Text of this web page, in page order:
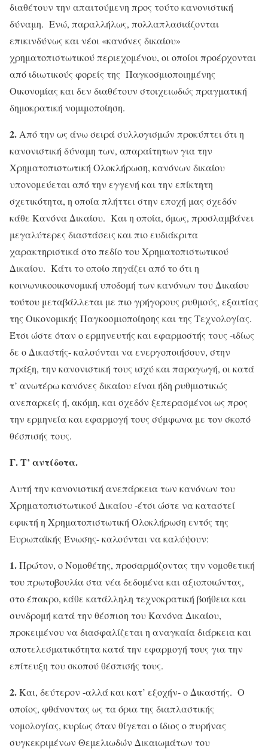
διαθέτουν την απαιτούμενη προς τούτο κανονιστική
δύναμη. Ενώ, παραλλήλως, πολλαπλασιάζονται
επικινδύνως και νέοι «κανόνες δικαίου»
χρηματοπιστωτικού περιεχομένου, οι οποίοι προέρχονται
από ιδιωτικούς φορείς της Παγκοσμιοποιημένης
Οικονομίας και δεν διαθέτουν στοιχειωδώς πραγματική
δημοκρατική νομιμοποίηση.
2. Από την ως άνω σειρά συλλογισμών προκύπτει ότι η
κανονιστική δύναμη των, απαραίτητων για την
Χρηματοπιστωτική Ολοκλήρωση, κανόνων δικαίου
υπονομεύεται από την εγγενή και την επίκτητη
σχετικότητα, η οποία πλήττει στην εποχή μας σχεδόν
κάθε Κανόνα Δικαίου. Και η οποία, όμως, προσλαμβάνει
μεγαλύτερες διαστάσεις και πιο ευδιάκριτα
χαρακτηριστικά στο πεδίο του Χρηματοπιστωτικού
Δικαίου. Κάτι το οποίο πηγάζει από το ότι η
κοινωνικοοικονομική υποδομή των κανόνων του Δικαίου
τούτου μεταβάλλεται με πιο γρήγορους ρυθμούς, εξαιτίας
της Οικονομικής Παγκοσμιοποίησης και της Τεχνολογίας.
Έτσι ώστε όταν ο ερμηνευτής και εφαρμοστής τους -ιδίως
δε ο Δικαστής- καλούνται να ενεργοποιήσουν, στην
πράξη, την κανονιστική τους ισχύ και παραγωγή, οι κατά
τ’ ανωτέρω κανόνες δικαίου είναι ήδη ρυθμιστικώς
ανεπαρκείς ή, ακόμη, και σχεδόν ξεπερασμένοι ως προς
την ερμηνεία και εφαρμογή τους σύμφωνα με τον σκοπό
θέσπισής τους.
Γ. Τ’ αντίδοτα.
Αυτή την κανονιστική ανεπάρκεια των κανόνων του
Χρηματοπιστωτικού Δικαίου -έτσι ώστε να καταστεί
εφικτή η Χρηματοπιστωτική Ολοκλήρωση εντός της
Ευρωπαϊκής Ένωσης- καλούνται να καλύψουν:
1.Πρώτον, ο Νομοθέτης, προσαρμόζοντας την νομοθετική
του πρωτοβουλία στα νέα δεδομένα και αξιοποιώντας,
στο έπακρο, κάθε κατάλληλη τεχνοκρατική βοήθεια και
συνδρομή κατά την θέσπιση του Κανόνα Δικαίου,
προκειμένου να διασφαλίζεται η αναγκαία διάρκεια και
αποτελεσματικότητα κατά την εφαρμογή τους για την
επίτευξη του σκοπού θέσπισής τους.
2.Και, δεύτερον -αλλά και κατ’ εξοχήν- ο Δικαστής. Ο
οποίος, φθάνοντας ως τα όρια της διαπλαστικής
νομολογίας, κυρίως όταν θίγεται ο ίδιος ο πυρήνας
συγκεκριμένων Θεμελιωδών Δικαιωμάτων του